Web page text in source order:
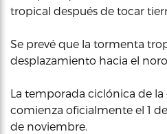
tropical después de tocar
Se prevé que la tormenta
desplazamiento hacia el
La temporada ciclónica de
comienza oficialmente el 1
de noviembre.